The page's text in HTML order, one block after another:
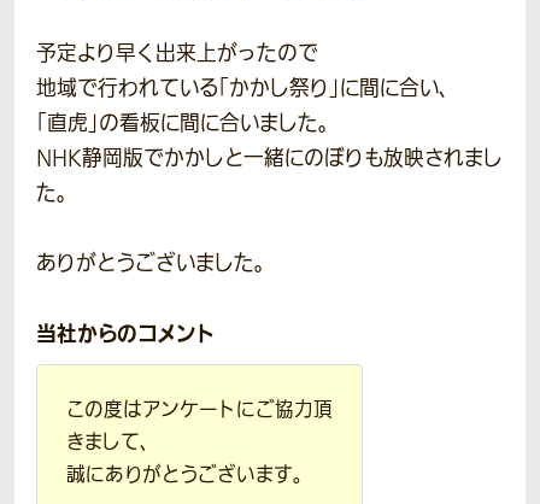
予定より早く出来上がったので
地域で行われている「かかし祭り」に間に合い、
「直虎」の看板に間に合いました。
NHK静岡版でかかしと一緒にのぼりも放映されまし
た。
ありがとうございました。
当社からのコメント
この度はアンケートにご協力頂
きまして、
誠にありがとうございます。